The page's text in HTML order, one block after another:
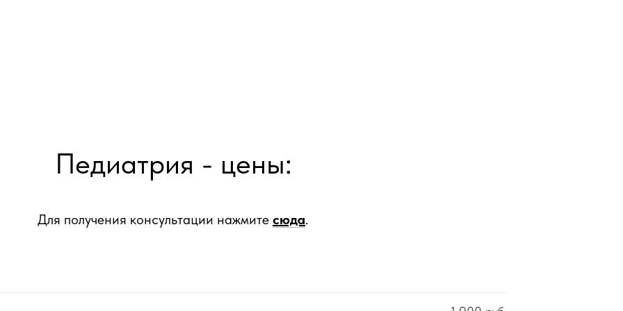
Педиатрия - цены:
Для получения консультации нажмите сюда.